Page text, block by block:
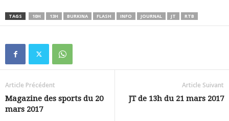
TAGS 10H 13H BURKINA FLASH INFO JOURNAL JT RTB
Article Précédent
Magazine des sports du 20
mars 2017
Article Suivant
JT de 13h du 21 mars 2017